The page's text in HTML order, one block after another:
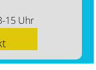
15 Uhr